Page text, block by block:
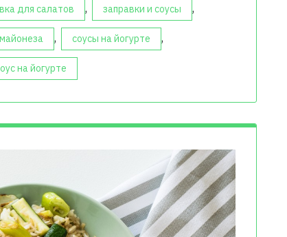
для салатов , заправки и соусы ,
, соусы на йогурте ,
на йогурте